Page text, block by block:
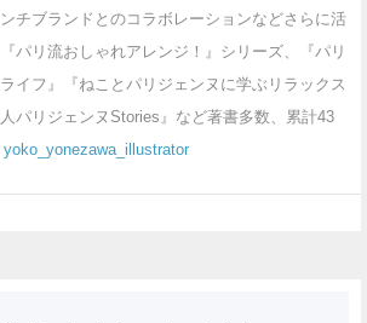
チブランドとのコラボレーションなどさらに活
パリ流おしゃれアレンジ！』シリーズ、『パリ
イフ』『ねことパリジェンヌに学ぶリラックス
パリジェンヌStories』など著書多数、累計43
yoko_yonezawa_illustrator